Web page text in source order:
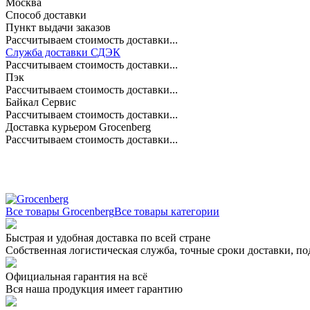
Способ доставки
Пункт выдачи заказов
Рассчитываем стоимость доставки...
Служба доставки СДЭК
Рассчитываем стоимость доставки...
Пэк
Рассчитываем стоимость доставки...
Байкал Сервис
Рассчитываем стоимость доставки...
Доставка курьером Grocenberg
Рассчитываем стоимость доставки...
Все товары GrocenbergВсе товары категории
Быстрая и удобная доставка по всей стране
Собственная логистическая служба, точные сроки доставки,
Официальная гарантия на всё
Вся наша продукция имеет гарантию